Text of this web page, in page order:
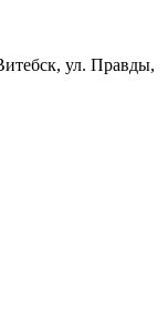
ул. Правды,